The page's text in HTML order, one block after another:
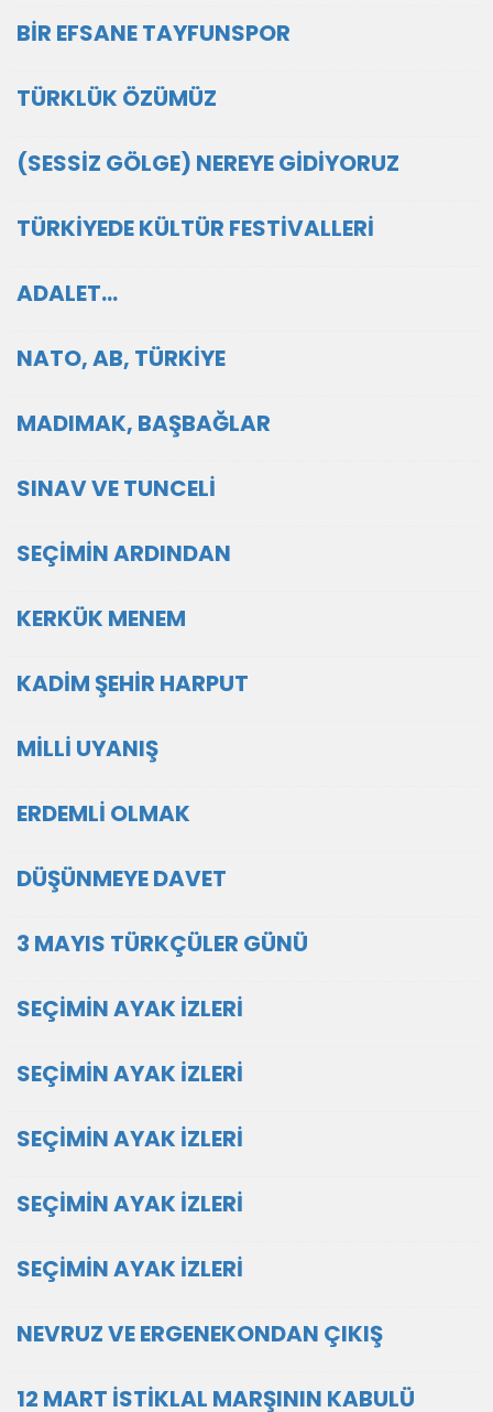
BİR EFSANE TAYFUNSPOR
TÜRKLÜK ÖZÜMÜZ
(SESSİZ GÖLGE) NEREYE GİDİYORUZ
TÜRKİYEDE KÜLTÜR FESTİVALLERİ
ADALET…
NATO, AB, TÜRKİYE
MADIMAK, BAŞBAĞLAR
SINAV VE TUNCELİ
SEÇİMİN ARDINDAN
KERKÜK MENEM
KADİM ŞEHİR HARPUT
MİLLİ UYANIŞ
ERDEMLİ OLMAK
DÜŞÜNMEYE DAVET
3 MAYIS TÜRKÇÜLER GÜNÜ
SEÇİMİN AYAK İZLERİ
SEÇİMİN AYAK İZLERİ
SEÇİMİN AYAK İZLERİ
SEÇİMİN AYAK İZLERİ
SEÇİMİN AYAK İZLERİ
NEVRUZ VE ERGENEKONDAN ÇIKIŞ
12 MART İSTİKLAL MARŞININ KABULÜ